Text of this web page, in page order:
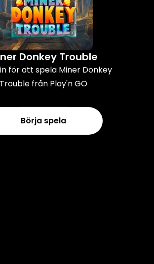
Donkey Trouble
för att spela Miner Donkey
Trouble från Play'n GO
Börja spela